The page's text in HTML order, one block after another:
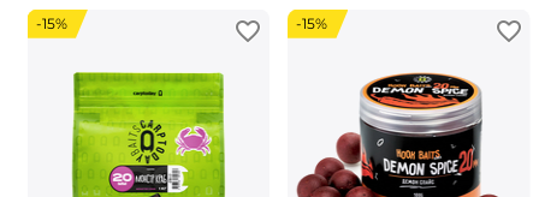
-15% -15%